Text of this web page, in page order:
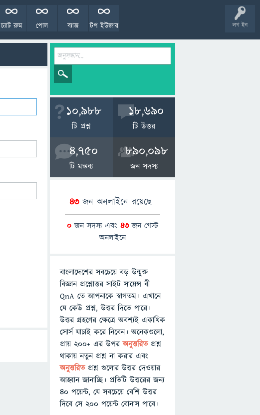
লগ ইন
টপ ইউজার
ব্যাজ
পোল
চ্যাট রুম
10,988
টি প্রশ্ন
18,690
টি উত্তর
4,750
টি মন্তব্য
890,098
জন সদস্য
43জন অনলাইনে রয়েছে
0 জন সদস্য এবং 43জন গেস্ট
অনলাইনে
বাংলাদেশের সবচেয়ে বড় উন্মুক্ত
বিজ্ঞান প্রশ্নোত্তর সাইট সায়েন্স বী
QnA তে আপনাকে স্বাগতম। এখানে
যে কেউ প্রশ্ন, উত্তর দিতে পারে।
উত্তর গ্রহণের ক্ষেত্রে অবশ্যই একাধিক
সোর্স যাচাই করে নিবেন। অনেকগুলো,
প্রায় ২০০+ এর উপরঅনুত্তরিতপ্রশ্ন
থাকায় নতুন প্রশ্ন না করার এবং
অনুত্তরিত প্রশ্ন গুলোর উত্তর দেওয়ার
আহ্বান জানাচ্ছি। প্রতিটি উত্তরের জন্য
৪০ পয়েন্ট, যে সবচেয়ে বেশি উত্তর
দিবে সে ২০০ পয়েন্ট বোনাস পাবে।